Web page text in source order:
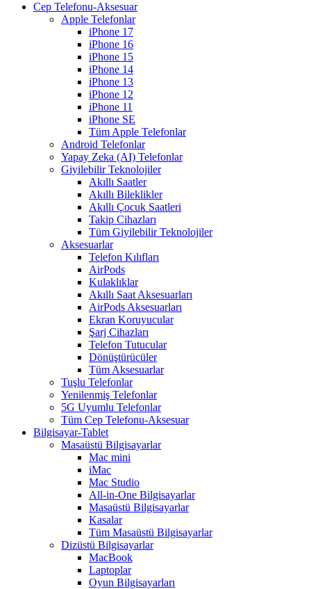
Cep Telefonu-Aksesuar
Apple Telefonlar
iPhone 17
iPhone 16
iPhone 15
iPhone 14
iPhone 13
iPhone 12
iPhone 11
iPhone SE
Tüm Apple Telefonlar
Android Telefonlar
Yapay Zeka (AI) Telefonlar
Giyilebilir Teknolojiler
Akıllı Saatler
Akıllı Bileklikler
Akıllı Çocuk Saatleri
Takip Cihazları
Tüm Giyilebilir Teknolojiler
Aksesuarlar
Telefon Kılıfları
AirPods
Kulaklıklar
Akıllı Saat Aksesuarları
AirPods Aksesuarları
Ekran Koruyucular
Şarj Cihazları
Telefon Tutucular
Dönüştürücüler
Tüm Aksesuarlar
Tuşlu Telefonlar
Yenilenmiş Telefonlar
5G Uyumlu Telefonlar
Tüm Cep Telefonu-Aksesuar
Bilgisayar-Tablet
Masaüstü Bilgisayarlar
Mac mini
iMac
Mac Studio
All-in-One Bilgisayarlar
Masaüstü Bilgisayarlar
Kasalar
Tüm Masaüstü Bilgisayarlar
Dizüstü Bilgisayarlar
MacBook
Laptoplar
Oyun Bilgisayarları